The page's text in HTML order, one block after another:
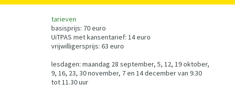
tarieven
basisprijs: 70 euro
UiTPAS met kansentarief: 14 euro
vrijwilligersprijs: 63 euro
lesdagen: maandag 28 september, 5, 12, 19 oktober,
9, 16, 23, 30 november, 7 en 14 december van 9.30
tot 11.30 uur